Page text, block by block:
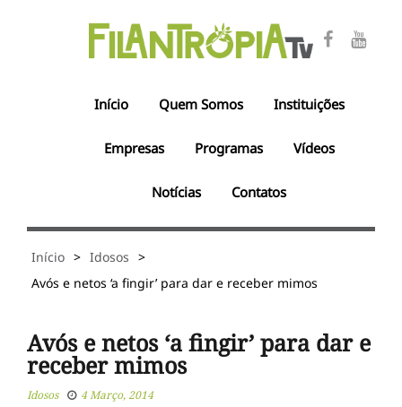
Início Quem Somos Instituições
Empresas Programas Vídeos
Notícias Contatos
Início > Idosos >
Avós e netos ‘a fingir’ para dar e receber mimos
Avós e netos ‘a fingir’ para dar e
receber mimos
Idosos 4 Março, 2014